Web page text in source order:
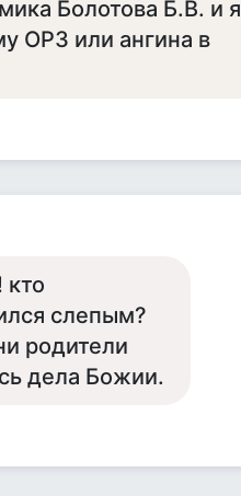
Болотова Б.В. и я
ОРЗ или ангина в
кто
слепым?
родители
дела Божии.